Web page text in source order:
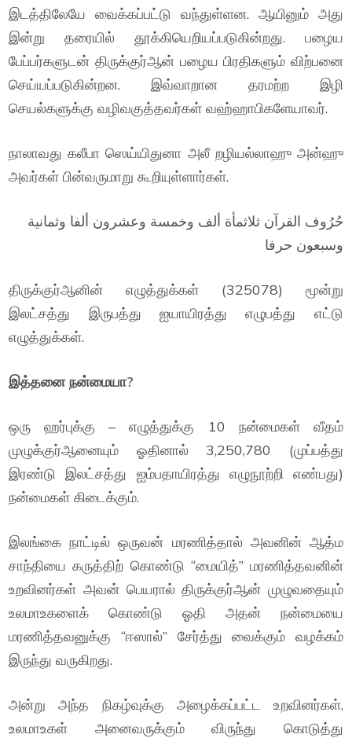
இடத்திலேயே வைக்கப்பட்டு வந்துள்ளன. ஆயினும் அது
இன்று தரையில் தூக்கியெறியப்படுகின்றது. பழைய
பேப்பர்களுடன் திருக்குர்ஆன் பழைய பிரதிகளும் விற்பனை
செய்யப்படுகின்றன. இவ்வாறான தரமற்ற இழி
செயல்களுக்கு வழிவகுத்தவர்கள் வஹ்ஹாபிகளேயாவர்.
நாலாவது கலீபா ஸெய்யிதுனா அலீ றழியல்லாஹு அன்ஹு
அவர்கள் பின்வருமாறு கூறியுள்ளார்கள்.
حُرُوف القرآن ثلاثمأة ألف وخمسة وعشرون ألفا وثمانية
وسبعون حرفا
திருக்குர்ஆனின் எழுத்துக்கள் (325078) மூன்று
இலட்சத்து இருபத்து ஐயாயிரத்து எழுபத்து எட்டு
எழுத்துக்கள்.
இத்தனை நன்மையா?
ஒரு ஹர்புக்கு – எழுத்துக்கு 10 நன்மைகள் வீதம்
முழுக்குர்ஆனையும் ஓதினால் 3,250,780 (முப்பத்து
இரண்டு இலட்சத்து ஐம்பதாயிரத்து எழுநூற்றி எண்பது)
நன்மைகள் கிடைக்கும்.
இலங்கை நாட்டில் ஒருவன் மரணித்தால் அவனின் ஆத்ம
சாந்தியை கருத்திற் கொண்டு “மையித்” மரணித்தவனின்
உறவினர்கள் அவன் பெயரால் திருக்குர்ஆன் முழுவதையும்
உலமாஉகளைக் கொண்டு ஓதி அதன் நன்மையை
மரணித்தவனுக்கு “ஈஸால்” சேர்த்து வைக்கும் வழக்கம்
இருந்து வருகிறது.
அன்று அந்த நிகழ்வுக்கு அழைக்கப்பட்ட உறவினர்கள்,
உலமாஉகள் அனைவருக்கும் விருந்து கொடுத்து